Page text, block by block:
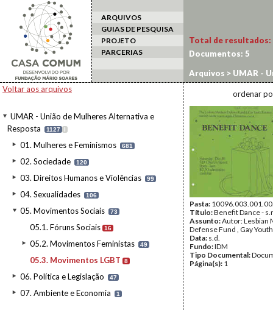
ARQUIVOS
GUIAS DE PESQUISA
PROJETO
PARCERIAS
Voltar aos arquivos
UMAR - União de Mulheres Alternativa e
Resposta
1127 I
01. Mulheres e Feminismos 681
02. Sociedade 120
03. Direitos Humanos e Violências 99
04. Sexualidades 106
05. Movimentos Sociais 73
05.1. Fóruns Sociais 16
05.2. Movimentos Feministas 49
05.3. Movimentos LGBT 8
06. Política e Legislação 47
07. Ambiente e Economia 1
Total de resultados:
Documentos: 5
Arquivos > UMAR -
Movimentos LGBT
ordenar
Pasta:
Título:Benefit Dance -
Assunto:Autor: Lesbian
Defense Fund , Gay
Data: s.d.
Fundo:IDM
Tipo Documental:
Página(s): 1